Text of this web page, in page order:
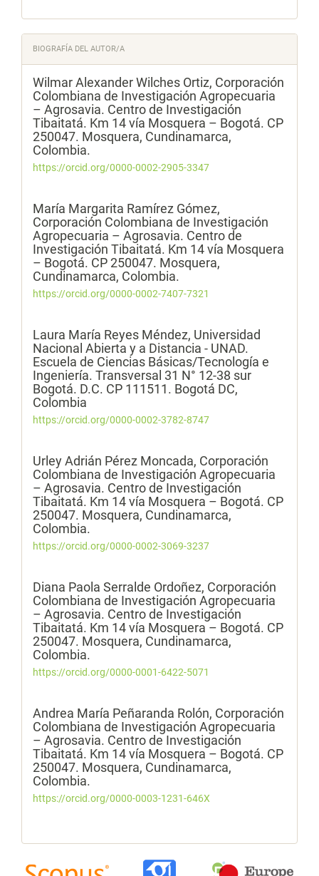
BIOGRAFÍA DEL AUTOR/A
Wilmar Alexander Wilches Ortiz, Corporación
Colombiana de Investigación Agropecuaria
– Agrosavia. Centro de Investigación
Tibaitatá. Km 14 vía Mosquera – Bogotá. CP
250047. Mosquera, Cundinamarca,
Colombia.
https://orcid.org/0000-0002-2905-3347
María Margarita Ramírez Gómez,
Corporación Colombiana de Investigación
Agropecuaria – Agrosavia. Centro de
Investigación Tibaitatá. Km 14 vía Mosquera
– Bogotá. CP 250047. Mosquera,
Cundinamarca, Colombia.
https://orcid.org/0000-0002-7407-7321
Laura María Reyes Méndez, Universidad
Nacional Abierta y a Distancia - UNAD.
Escuela de Ciencias Básicas/Tecnología e
Ingeniería. Transversal 31 N° 12-38 sur
Bogotá. D.C. CP 111511. Bogotá DC,
Colombia
https://orcid.org/0000-0002-3782-8747
Urley Adrián Pérez Moncada, Corporación
Colombiana de Investigación Agropecuaria
– Agrosavia. Centro de Investigación
Tibaitatá. Km 14 vía Mosquera – Bogotá. CP
250047. Mosquera, Cundinamarca,
Colombia.
https://orcid.org/0000-0002-3069-3237
Diana Paola Serralde Ordoñez, Corporación
Colombiana de Investigación Agropecuaria
– Agrosavia. Centro de Investigación
Tibaitatá. Km 14 vía Mosquera – Bogotá. CP
250047. Mosquera, Cundinamarca,
Colombia.
https://orcid.org/0000-0001-6422-5071
Andrea María Peñaranda Rolón, Corporación
Colombiana de Investigación Agropecuaria
– Agrosavia. Centro de Investigación
Tibaitatá. Km 14 vía Mosquera – Bogotá. CP
250047. Mosquera, Cundinamarca,
Colombia.
https://orcid.org/0000-0003-1231-646X